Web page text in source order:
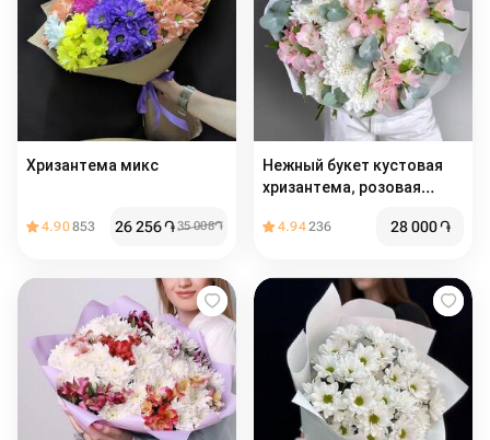
Хризантема микс
4.90853 26 256֏35 008֏
Нежный букет кустовая
хризантема, розовая
4.94236 28 000֏